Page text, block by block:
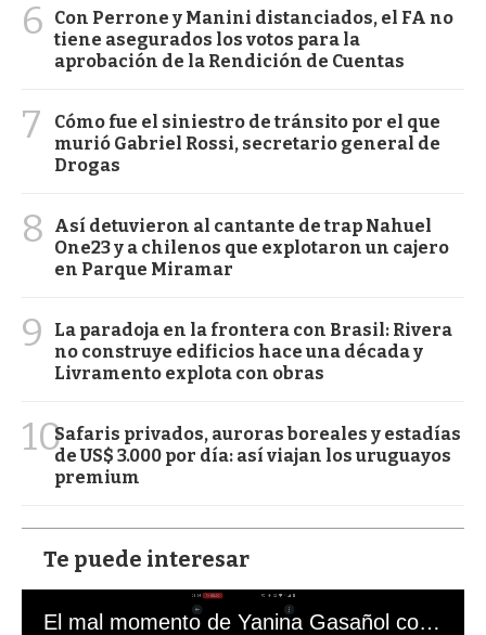
6
Con Perrone y Manini distanciados, el FA no
tiene asegurados los votos para la
aprobación de la Rendición de Cuentas
7
Cómo fue el siniestro de tránsito por el que
murió Gabriel Rossi, secretario general de
Drogas
8
Así detuvieron al cantante de trap Nahuel
One23 y a chilenos que explotaron un cajero
en Parque Miramar
9
La paradoja en la frontera con Brasil: Rivera
no construye edificios hace una década y
Livramento explota con obras
10Safaris privados, auroras boreales y estadías
de US$ 3.000 por día: así viajan los uruguayos
premium
Te puede interesar
El mal momento de Yanina Gasañol con un hincha argentino en "Subrayado"